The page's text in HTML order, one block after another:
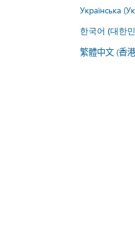
Українська
한국어 (대한
繁體中文 (香